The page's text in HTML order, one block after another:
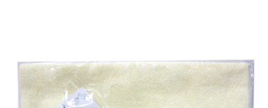
購買商品的店家。未經商家同意取消之訂單仍視為有效，需透過AFTEE先享
後付繳納相關費用。
※ 交易是否成功請以「AFTEE先享後付 」之結帳頁面顯示為準，若有關於
是否繳費成功／繳費後需取消欲退款等相關疑問，請聯繫「AFTEE先享後付
客戶支援中心」https://netprotections.freshdesk.com/support/home
付款後7-11取貨
每筆NT$60，滿NT$599(含以上)免運費